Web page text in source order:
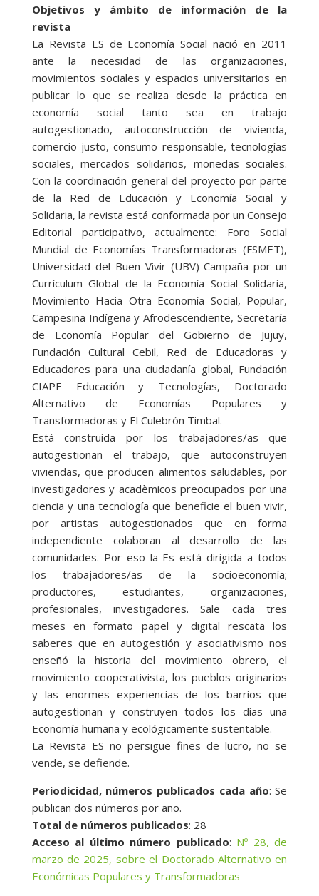
Objetivos y ámbito de información de la
revista
La Revista ES de Economía Social nació en 2011
ante la necesidad de las organizaciones,
movimientos sociales y espacios universitarios en
publicar lo que se realiza desde la práctica en
economía social tanto sea en trabajo
autogestionado, autoconstrucción de vivienda,
comercio justo, consumo responsable, tecnologías
sociales, mercados solidarios, monedas sociales.
Con la coordinación general del proyecto por parte
de la Red de Educación y Economía Social y
Solidaria, la revista está conformada por un Consejo
Editorial participativo, actualmente: Foro Social
Mundial de Economías Transformadoras (FSMET),
Universidad del Buen Vivir (UBV)-Campaña por un
Currículum Global de la Economía Social Solidaria,
Movimiento Hacia Otra Economía Social, Popular,
Campesina Indígena y Afrodescendiente, Secretaría
de Economía Popular del Gobierno de Jujuy,
Fundación Cultural Cebil, Red de Educadoras y
Educadores para una ciudadanía global, Fundación
CIAPE Educación y Tecnologías, Doctorado
Alternativo de Economías Populares y
Transformadoras y El Culebrón Timbal.
Está construida por los trabajadores/as que
autogestionan el trabajo, que autoconstruyen
viviendas, que producen alimentos saludables, por
investigadores y acadèmicos preocupados por una
ciencia y una tecnología que beneficie el buen vivir,
por artistas autogestionados que en forma
independiente colaboran al desarrollo de las
comunidades. Por eso la Es está dirigida a todos
los trabajadores/as de la socioeconomía;
productores, estudiantes, organizaciones,
profesionales, investigadores. Sale cada tres
meses en formato papel y digital rescata los
saberes que en autogestión y asociativismo nos
enseñó la historia del movimiento obrero, el
movimiento cooperativista, los pueblos originarios
y las enormes experiencias de los barrios que
autogestionan y construyen todos los días una
Economía humana y ecológicamente sustentable.
La Revista ES no persigue fines de lucro, no se
vende, se defiende.
Periodicidad, números publicados cada año: Se
publican dos números por año.
Total de números publicados: 28
Acceso al último número publicado: Nº 28, de
marzo de 2025, sobre el Doctorado Alternativo en
Económicas Populares y Transformadoras